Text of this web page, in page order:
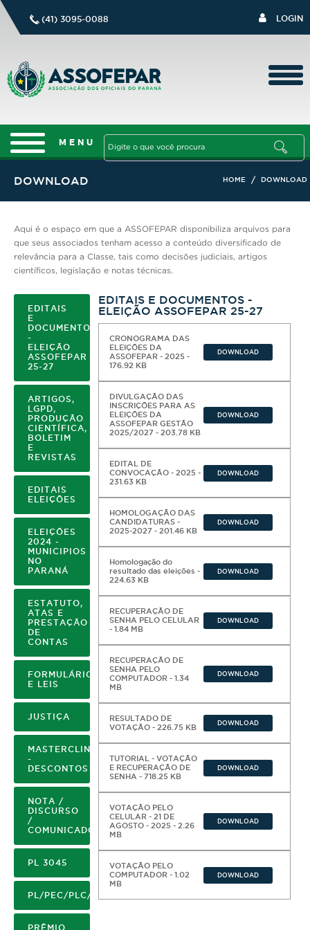
(41) 3095-0088 LOGIN
DOWNLOAD HOME / DOWNLOAD
Aqui é o espaço em que a ASSOFEPAR disponibiliza arquivos para
que seus associados tenham acesso a conteúdo diversificado de
relevância para a Classe, tais como decisões judiciais, artigos
científicos, legislação e notas técnicas.
EDITAIS
E
DOCUMENTOS
-
ELEIÇÃO
ASSOFEPAR
25-27
ARTIGOS,
LGPD,
PRODUÇÃO
CIENTÍFICA,
BOLETIM
E
REVISTAS
EDITAIS
ELEIÇÕES
ELEIÇÕES
2024 -
MUNICIPIOS
NO
PARANÁ
ESTATUTO,
ATAS E
PRESTAÇÃO
DE
CONTAS
FORMULÁRIOS
E LEIS
JUSTIÇA
MASTERCLIN
-
DESCONTOS
NOTA /
DISCURSO
/
COMUNICADO
PL 3045
PL/PEC/PLC/DECRETOS
PRÊMIO
EDITAIS E DOCUMENTOS -
ELEIÇÃO ASSOFEPAR 25-27
CRONOGRAMA DAS
ELEIÇÕES DA
ASSOFEPAR - 2025 -
176.92 KB
DOWNLOAD
DIVULGAÇÃO DAS
INSCRIÇÕES PARA AS
ELEIÇÕES DA
ASSOFEPAR GESTÃO
2025/2027 - 203.78 KB
DOWNLOAD
EDITAL DE
CONVOCAÇÃO - 2025 -
231.63 KB
DOWNLOAD
HOMOLOGAÇÃO DAS
CANDIDATURAS -
2025-2027 - 201.46 KB
DOWNLOAD
Homologação do
resultado das eleições -
224.63 KB
DOWNLOAD
RECUPERAÇÃO DE
SENHA PELO CELULAR
- 1.84 MB
DOWNLOAD
RECUPERAÇÃO DE
SENHA PELO
COMPUTADOR - 1.34
MB
DOWNLOAD
RESULTADO DE
VOTAÇÃO - 226.75 KB
DOWNLOAD
TUTORIAL - VOTAÇÃO
E RECUPERAÇÃO DE
SENHA - 718.25 KB
DOWNLOAD
VOTAÇÃO PELO
CELULAR - 21 DE
AGOSTO - 2025 - 2.26
MB
DOWNLOAD
VOTAÇÃO PELO
COMPUTADOR - 1.02
MB
DOWNLOAD
FOTO
filiação junto à ASSOFEPAR, bem como autorizo o desconto mensal em
(meio por cento) do vencimento do 2“ Tenente, 1a referência. Para tanto,